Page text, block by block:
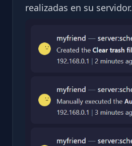
realizadas en su servidor.